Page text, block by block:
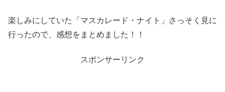
楽しみにしていた「マスカレード・ナイト」さっそく見に
行ったので、感想をまとめました！！
スポンサーリンク